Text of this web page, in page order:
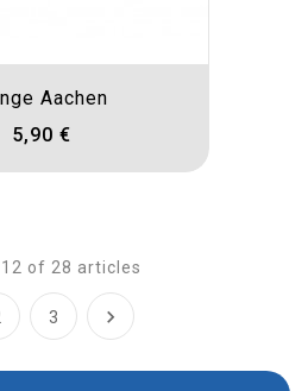
Aachen
5,90 €
of 28 articles
3 